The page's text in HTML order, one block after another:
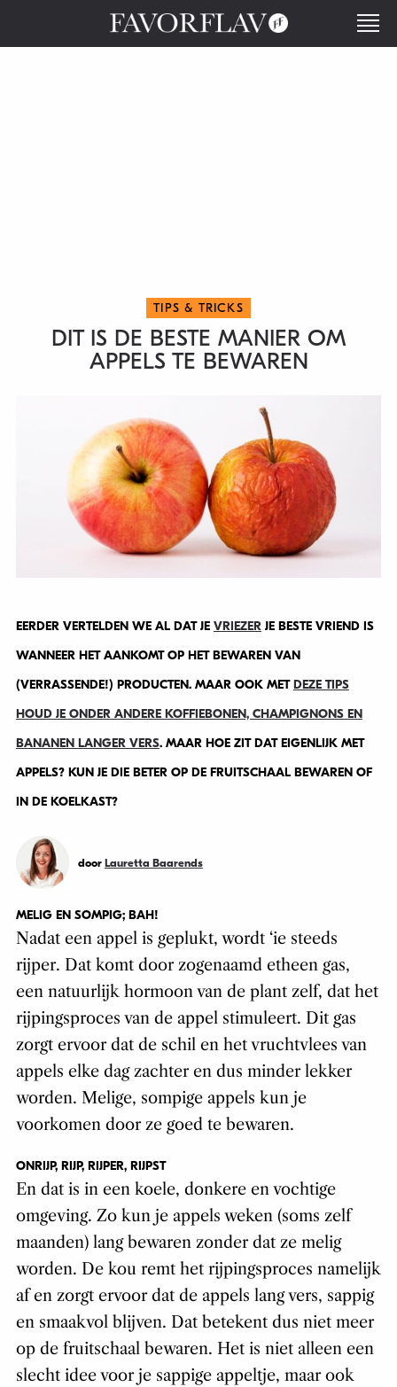
TIPS & TRICKS
DIT IS DE BESTE MANIER OM
APPELS TE BEWAREN
EERDER VERTELDEN WE AL DAT JE VRIEZERJE BESTE VRIEND IS
WANNEER HET AANKOMT OP HET BEWAREN VAN
(VERRASSENDE!) PRODUCTEN. MAAR OOK METDEZE TIPS
HOUD JE ONDER ANDERE KOFFIEBONEN, CHAMPIGNONS EN
BANANEN LANGER VERS. MAAR HOE ZIT DAT EIGENLIJK MET
APPELS? KUN JE DIE BETER OP DE FRUITSCHAAL BEWAREN OF
IN DE KOELKAST?
door Lauretta Baarends
MELIG EN SOMPIG; BAH!
Nadat een appel is geplukt, wordt ‘ie steeds
rijper. Dat komt door zogenaamd etheen gas,
een natuurlijk hormoon van de plant zelf, dat het
rijpingsproces van de appel stimuleert. Dit gas
zorgt ervoor dat de schil en het vruchtvlees van
appels elke dag zachter en dus minder lekker
worden. Melige, sompige appels kun je
voorkomen door ze goed te bewaren.
ONRIJP, RIJP, RIJPER, RIJPST
En dat is in een koele, donkere en vochtige
omgeving. Zo kun je appels weken (soms zelf
maanden) lang bewaren zonder dat ze melig
worden. De kou remt het rijpingsproces namelijk
af en zorgt ervoor dat de appels lang vers, sappig
en smaakvol blijven. Dat betekent dus niet meer
op de fruitschaal bewaren. Het is niet alleen een
slecht idee voor je sappige appeltje, maar ook